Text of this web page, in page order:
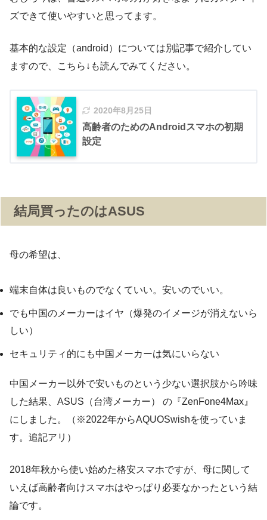
ズできて使いやすいと思ってます。
基本的な設定（android）については別記事で紹介してい
ますので、こちら↓も読んでみてください。
2020年8月25日
高齢者のためのAndroidスマホの初期
設定
結局買ったのはASUS
母の希望は、
端末自体は良いものでなくていい。安いのでいい。
でも中国のメーカーはイヤ（爆発のイメージが消えないら
しい）
セキュリティ的にも中国メーカーは気にいらない
中国メーカー以外で安いものという少ない選択肢から吟味
した結果、ASUS（台湾メーカー） の『ZenFone4Max』
にしました。（※2022年からAQUOSwishを使っていま
す。追記アリ）
2018年秋から使い始めた格安スマホですが、母に関して
いえば高齢者向けスマホはやっぱり必要なかったという結
論です。